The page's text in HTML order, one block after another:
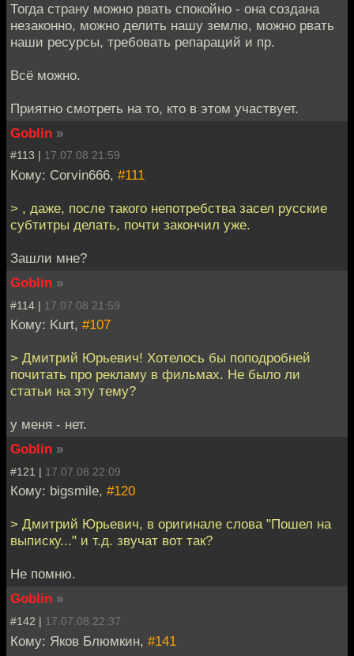
Тогда страну можно рвать спокойно - она создана
незаконно, можно делить нашу землю, можно рвать
наши ресурсы, требовать репараций и пр.
Всё можно.
Приятно смотреть на то, кто в этом участвует.
Goblin »
#113 | 17.07.08 21:59
Кому: Corvin666, #111
> , даже, после такого непотребства засел русские
субтитры делать, почти закончил уже.
Зашли мне?
Goblin »
#114 | 17.07.08 21:59
Кому: Kurt, #107
> Дмитрий Юрьевич! Хотелось бы поподробней
почитать про рекламу в фильмах. Не было ли
статьи на эту тему?
у меня - нет.
Goblin »
#121 | 17.07.08 22:09
Кому: bigsmile, #120
> Дмитрий Юрьевич, в оригинале слова "Пошел на
выписку..." и т.д. звучат вот так?
Не помню.
Goblin »
#142 | 17.07.08 22:37
Кому: Яков Блюмкин, #141